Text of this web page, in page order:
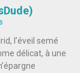
l’éveil semé
délicat, à une